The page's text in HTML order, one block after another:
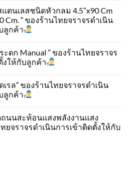
แตนเลสชนิดหัวกลม 4.5”x90 Cm
Cm. ” ของร้านไทยจราจรดำเนิน
ลูกค้า
ะดก Manual ” ของร้านไทยจราจร
ง​ให้กับลูกค้า
เรล” ของร้านไทยจราจรดำเนิน
ลูกค้า
ถนนสะท้อนแสงพลังงานแสง
ยจราจรดำเนินการเข้าติดตั้ง​ให้กับ